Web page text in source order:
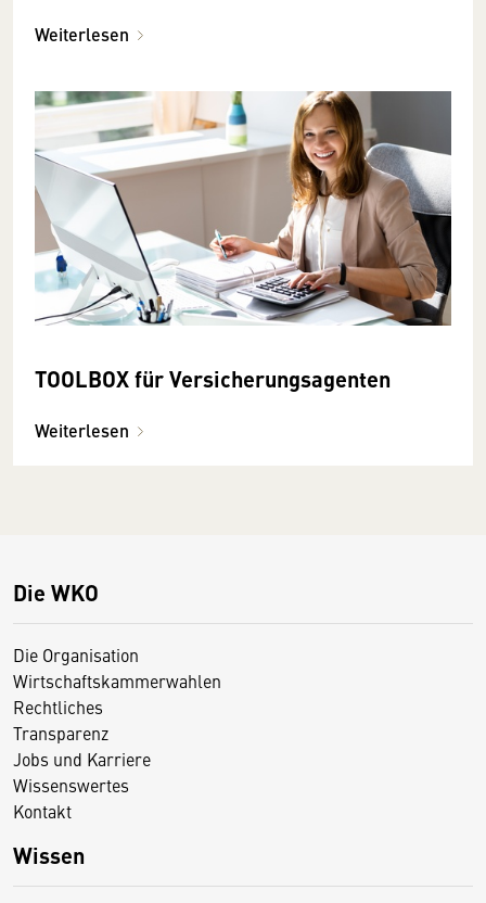
Weiterlesen
TOOLBOX für Versicherungsagenten
Weiterlesen
Die WKO
Die Organisation
Wirtschaftskammerwahlen
Rechtliches
Transparenz
Jobs und Karriere
Wissenswertes
Kontakt
Wissen